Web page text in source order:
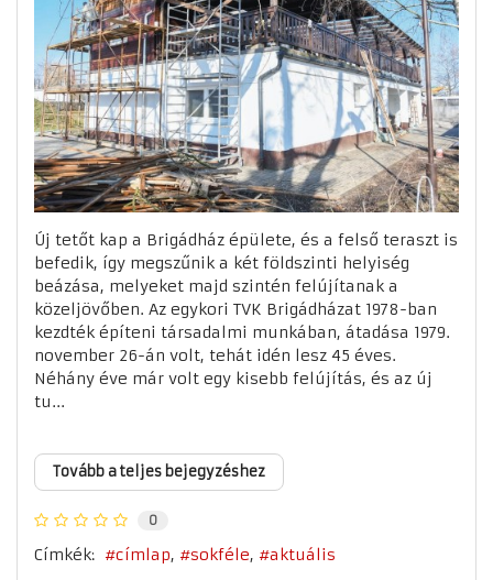
Új tetőt kap a Brigádház épülete, és a felső teraszt is
befedik, így megszűnik a két földszinti helyiség
beázása, melyeket majd szintén felújítanak a
közeljövőben. Az egykori TVK Brigádházat 1978-ban
kezdték építeni társadalmi munkában, átadása 1979.
november 26-án volt, tehát idén lesz 45 éves.
Néhány éve már volt egy kisebb felújítás, és az új
tu...
Tovább a teljes bejegyzéshez
0
Címkék: címlap sokféle aktuális